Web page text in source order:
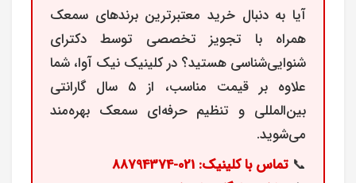
آیا به دنبال خرید معتبرترین برندهای سمعک
همراه با تجویز تخصصی توسط دکترای
شنوایی‌شناسی هستید؟ در کلینیک نیک آوا، شما
علاوه بر قیمت مناسب، از
۵ سال گارانتی
بین‌المللی و تنظیم حرفه‌ای سمعک بهره‌مند
می‌شوید.
📞 تماس با کلینیک: 021-88794374